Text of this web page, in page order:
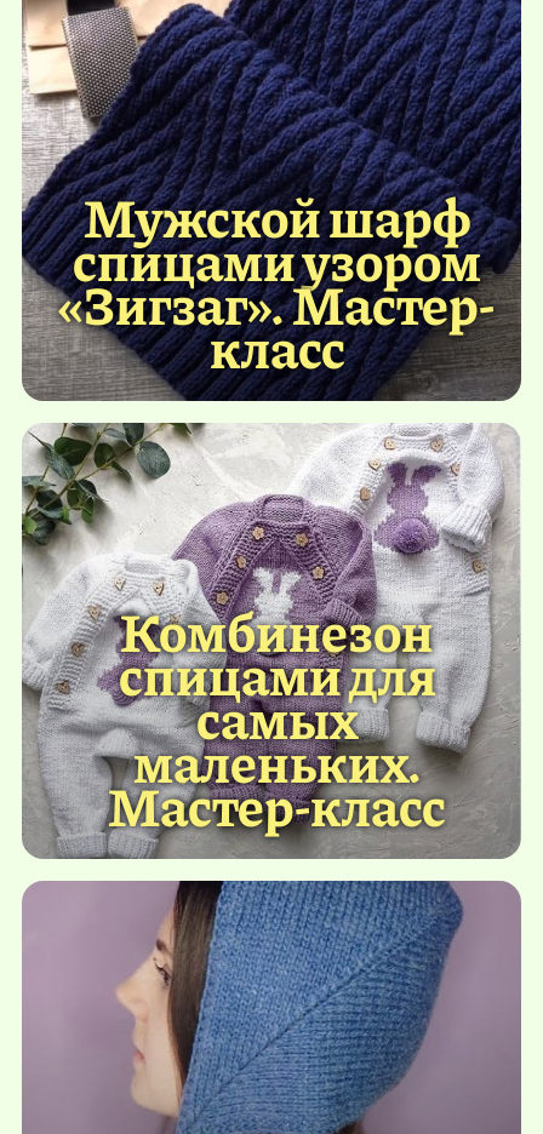
Мужской шарф
спицами узором
«Зигзаг». Мастер-
класс
Комбинезон
спицами для
самых
маленьких.
Мастер-класс